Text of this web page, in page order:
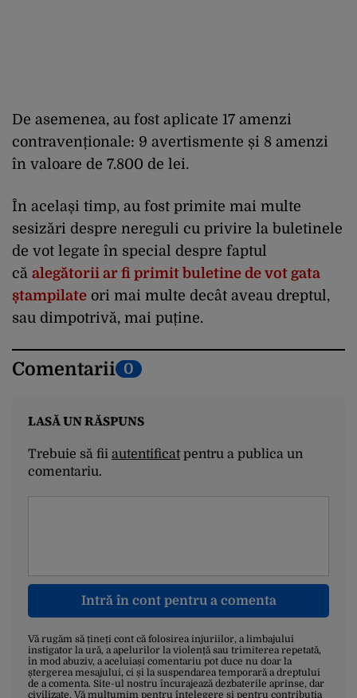
De asemenea, au fost aplicate 17 amenzi
contravenționale: 9 avertismente și 8 amenzi
în valoare de 7.800 de lei.
În același timp, au fost primite mai multe
sesizări despre nereguli cu privire la buletinele
de vot legate în special despre faptul
că alegătorii ar fi primit buletine de vot gata
ștampilate ori mai multe decât aveau dreptul,
sau dimpotrivă, mai puține.
Comentarii 0
LASĂ UN RĂSPUNS
Trebuie să fii autentificatpentru a publica un
comentariu.
Intră în cont pentru a comenta
Vă rugăm să țineți cont că folosirea injuriilor, a limbajului
instigator la ură, a apelurilor la violență sau trimiterea repetată,
în mod abuziv, a aceluiași comentariu pot duce nu doar la
ștergerea mesajului, ci și la suspendarea temporară a dreptului
de a comenta. Site-ul nostru încurajează dezbaterile aprinse, dar
civilizate. Vă mulțumim pentru înțelegere și pentru contribuția